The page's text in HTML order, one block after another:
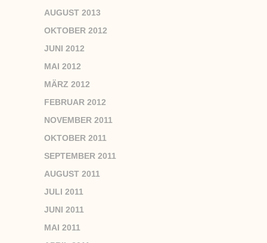
AUGUST 2013
OKTOBER 2012
JUNI 2012
MAI 2012
MÄRZ 2012
FEBRUAR 2012
NOVEMBER 2011
OKTOBER 2011
SEPTEMBER 2011
AUGUST 2011
JULI 2011
JUNI 2011
MAI 2011